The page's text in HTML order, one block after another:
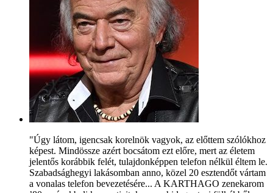
"Úgy látom, igencsak korelnök vagyok, az előttem szólókhoz
képest. Mindössze azért bocsátom ezt előre, mert az életem
jelentős korábbik felét, tulajdonképpen telefon nélkül éltem le.
Szabadsághegyi lakásomban anno, közel 20 esztendőt vártam
a vonalas telefon bevezetésére... A KARTHAGO zenekarom